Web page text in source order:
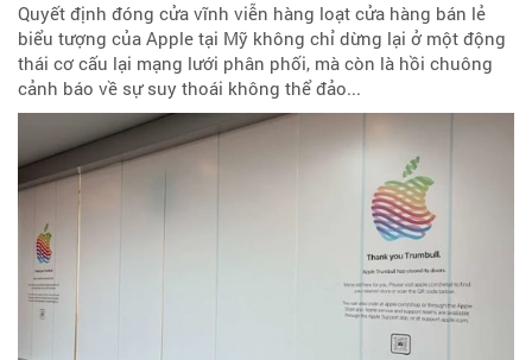
Quyết định đóng cửa vĩnh viễn hàng loạt cửa hàng bán lẻ
biểu tượng của Apple tại Mỹ không chỉ dừng lại ở một động
thái cơ cấu lại mạng lưới phân phối, mà còn là hồi chuông
cảnh báo về sự suy thoái không thể đảo...